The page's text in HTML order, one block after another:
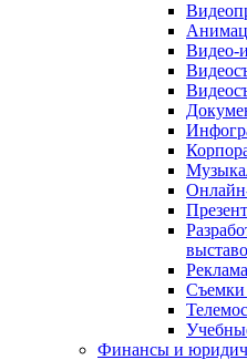
Видео-
Реклама
Съемки
Финансы и